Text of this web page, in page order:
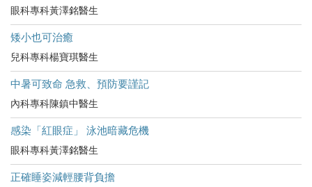
眼科專科黃澤銘醫生
矮小也可治癒
兒科專科楊寶琪醫生
中暑可致命 急救、預防要謹記
內科專科陳鎮中醫生
感染「紅眼症」 泳池暗藏危機
眼科專科黃澤銘醫生
正確睡姿減輕腰背負擔